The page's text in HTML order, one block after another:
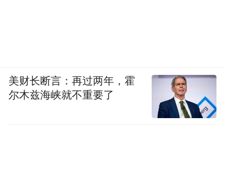
美财长断言：再过两年，霍
尔木兹海峡就不重要了